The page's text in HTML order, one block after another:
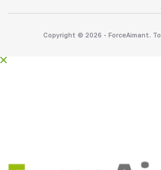
Copyright © 2026 - ForceAimant.